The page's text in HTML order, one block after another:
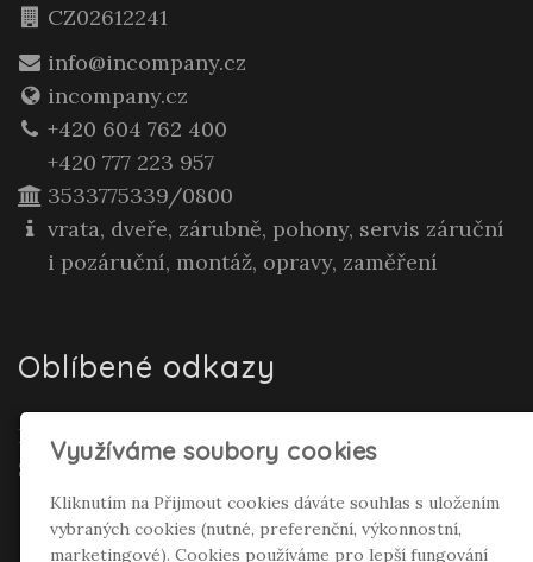
CZ02612241
info@incompany.cz
incompany.cz
+420 604 762 400
+420 777 223 957
3533775339/0800
vrata, dveře, zárubně, pohony, servis záruční
i pozáruční, montáž, opravy, zaměření
Oblíbené odkazy
Realitní makléř Gepard Renata Polívková
Seifertová
Využíváme soubory cookies
Kliknutím na Přijmout cookies dáváte souhlas s uložením
vybraných cookies (nutné, preferenční, výkonnostní,
marketingové). Cookies používáme pro lepší fungování